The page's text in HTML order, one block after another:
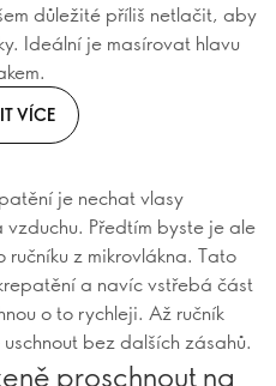
důležité příliš netlačit, aby
Ideální je masírovat hlavu
VÍCE
je nechat vlasy
vzduchu. Předtím byste je ale
ručníku z mikrovlákna. Tato
a navíc vstřebá část
o to rychleji. Až ručník
bez dalších zásahů.
proschnout na